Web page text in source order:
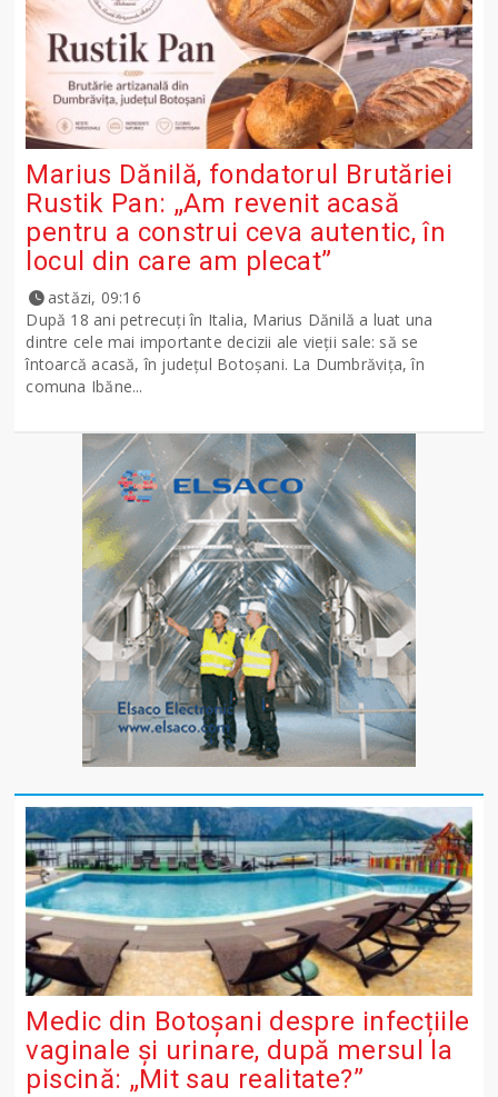
Marius Dănilă, fondatorul Brutăriei
Rustik Pan: „Am revenit acasă
pentru a construi ceva autentic, în
locul din care am plecat”
astăzi, 09:16
După 18 ani petrecuți în Italia, Marius Dănilă a luat una
dintre cele mai importante decizii ale vieții sale: să se
întoarcă acasă, în județul Botoșani. La Dumbrăvița, în
comuna Ibăne...
Medic din Botoșani despre infecțiile
vaginale și urinare, după mersul la
piscină: „Mit sau realitate?”